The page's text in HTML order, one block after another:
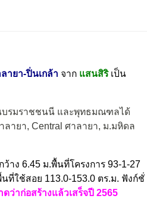
ายา-ปิ่นเกล้า จาก แสนสิริ เป็น
นบรมราชชนนี และพุทธมณฑลได้
ายา, Central ศาลายา, ม.มหิดล
าง 6.45 ม.พื้นที่โครงการ 93-1-27
นที่ใช้สอย 113.0-153.0 ตร.ม. ฟังก์ชั่
ดว่าก่อสร้างแล้วเสร็จปี 2565